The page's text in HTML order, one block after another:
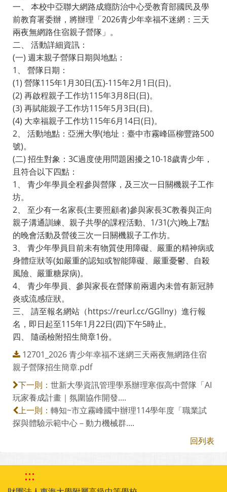
一、 本校中亞聯大網路成癮防治中心受教育部國民及學
前教育署委辦，將辦理「2026青少年幸福不迷網：三天
兩夜無網路住宿親子營隊」。
二、 活動詳細資訊：
(一) 週末親子營隊日期與地點：
1、 營隊日期：
(1) 營隊115年1月30日(五)-115年2月1日(日)。
(2) 再啟程親子工作坊115年3月8日(日)。
(3) 再賦能親子工作坊115年5月3日(日)。
(4) 大幸福親子工作坊115年6月14日(日)。
2、 活動地點：亞洲大學(地址：臺中市霧峰區柳豐路500
號)。
(二) 招生對象：3C過度使用問題困擾之10-18歲青少年，
且符合以下四點：
1、 青少年學員全程參與營隊，及三次一日關機親子工作
坊。
2、 至少有一名家長(主要照顧者)參與家長3C教養與正向
親子溝通訓練、親子共學的課程活動、1/31(六)晚上7點
的晚會活動及營後三次一日關機親子工作坊。
3、 青少年學員目前未有物質使用障礙、嚴重的精神病或
身體症狀等(如嚴重的認知或智能障礙、嚴重憂鬱、自殺
風險、嚴重糖尿病)。
4、 青少年學員、參與家長在營隊前兩週內未曾有新冠肺
炎或流感症狀。
三、 請至報名網站（https://reurl.cc/GGllny）進行報
名，即日起至115年1月22日(四)下午5時止。
四、 隨函檢附招生簡章1份。
12701_2026 青少年幸福不迷網三天兩夜無網路住宿
親子營隊招生簡章.pdf
下一則： 世新大學資訊管理學系辦理寒假高中營隊「AI
玩家養成計畫｜氛圍協作開發....
上一則： 轉知~市立霧峰國中辦理114學年度「職業試
探與體驗示範中心－動力機械群....
回列表
:::